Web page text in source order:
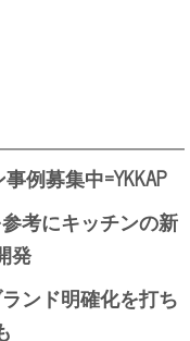
例募集中=YKKAP
考にキッチンの新
発
ンド明確化を打ち